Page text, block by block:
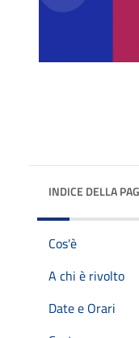
INDICE DELLA
Cos'è
A chi è rivolto
Date e Orari